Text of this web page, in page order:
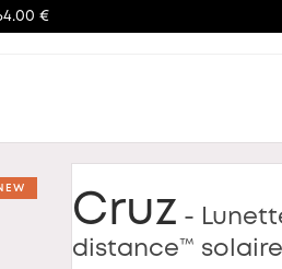
€
Cruz -
distance™ solaire